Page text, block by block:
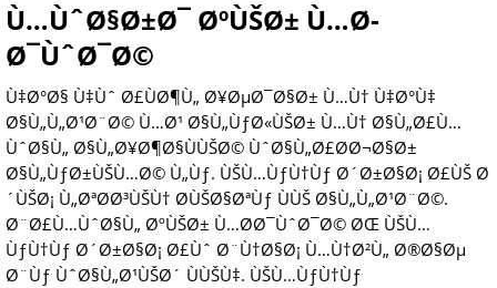
Ù…ÙˆØ§Ø±Ø¯ ØºÙŠØ± Ù…Ø­
Ø¯ÙˆØ¯Ø©
Ù‡Ø°Ø§ Ù‡Ùˆ Ø£ÙØ¶Ù„ Ø¥ØµØ¯Ø§Ø± Ù…Ù† Ù‡Ø°Ù‡
Ø§Ù„Ù„Ø¹Ø¨Ø© Ù…Ø¹ Ø§Ù„ÙƒØ«ÙŠØ± Ù…Ù† Ø§Ù„Ø£Ù…
ÙˆØ§Ù„ Ø§Ù„Ø¥Ø¶Ø§ÙÙŠØ© ÙˆØ§Ù„Ø£Ø­Ø¬Ø§Ø±
Ø§Ù„ÙƒØ±ÙŠÙ…Ø© Ù„Ùƒ. ÙŠÙ…ÙƒÙ†Ùƒ Ø´Ø±Ø§Ø¡ Ø£ÙŠ Ø
´ÙŠØ¡ Ù„ØªØ­Ø³ÙŠÙ† Ø­ÙŠØ§ØªÙƒ ÙÙŠ Ø§Ù„Ù„Ø¹Ø¨Ø©.
Ø¨Ø£Ù…ÙˆØ§Ù„ ØºÙŠØ± Ù…Ø­Ø¯ÙˆØ¯Ø© ØŒ ÙŠÙ…
ÙƒÙ†Ùƒ Ø´Ø±Ø§Ø¡ Ø£Ùˆ Ø¨Ù†Ø§Ø¡ Ù…Ù†Ø²Ù„ Ø®Ø§Øµ
Ø¨Ùƒ ÙˆØ§Ù„Ø¹ÙŠØ´ ÙÙŠÙ‡. ÙŠÙ…ÙƒÙ†Ùƒ